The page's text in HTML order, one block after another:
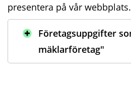
presentera på vår webbplats.
Företagsuppgifter
mäklarföretag"